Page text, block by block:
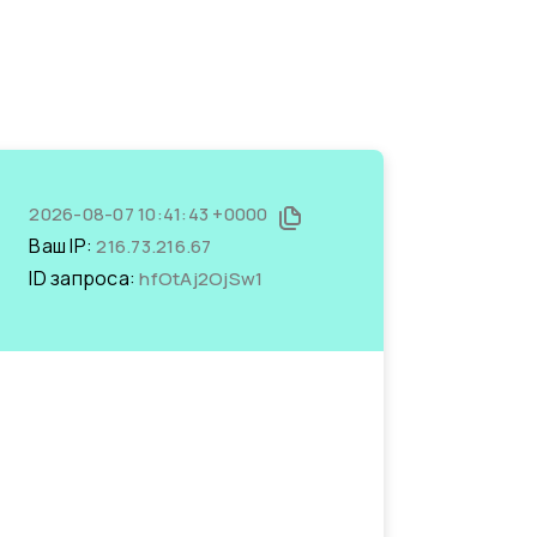
2026-08-07 10:41:43 +0000
Ваш IP:216.73.216.67
ID запроса:hfOtAj2OjSw1